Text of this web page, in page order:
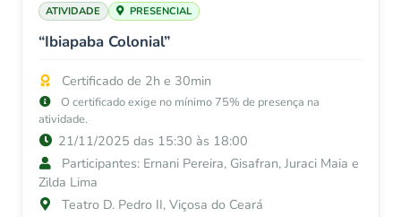
ATIVIDADE PRESENCIAL
“Ibiapaba Colonial”
Certificado de 2h e 30min
O certificado exige no mínimo 75% de presença na
atividade.
21/11/2025 das 15:30 às 18:00
Participantes: Ernani Pereira, Gisafran, Juraci Maia e
Zilda Lima
Teatro D. Pedro II, Viçosa do Ceará